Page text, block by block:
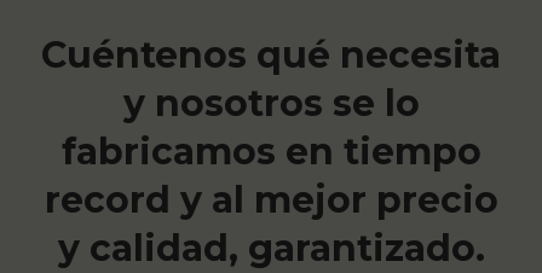
Cuéntenos qué necesita
y nosotros se lo
fabricamos en tiempo
record y al mejor precio
y calidad, garantizado.